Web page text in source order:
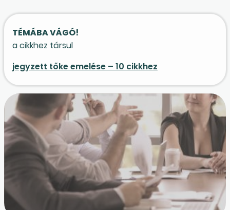
TÉMÁBA VÁGÓ!
a cikkhez társul
jegyzett tőke emelése – 10 cikkhez